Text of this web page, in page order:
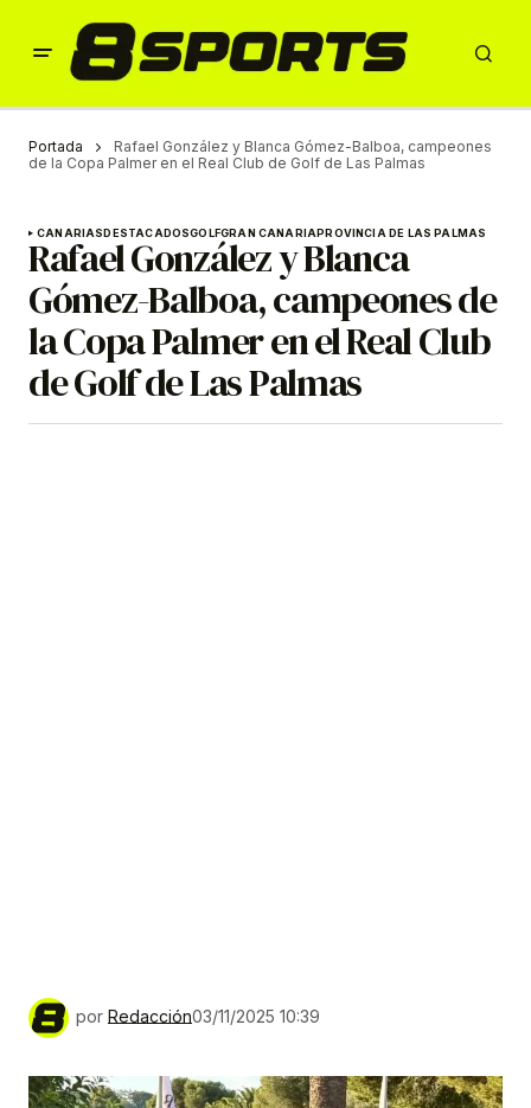
Portada
Rafael González y Blanca Gómez-Balboa, campeones
de la Copa Palmer en el Real Club de Golf de Las Palmas
CANARIASDESTACADOSGOLFGRAN CANARIAPROVINCIA DE LAS PALMAS
Rafael González y Blanca
Gómez-Balboa, campeones de
la Copa Palmer en el Real Club
de Golf de Las Palmas
por Redacción03/11/2025 10:39